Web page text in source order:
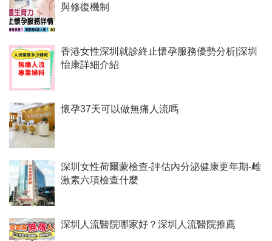
與修復機制
香港女性深圳就診終止懷孕服務優勢分析|深圳
怡康詳細介紹
懷孕37天可以做無痛人流嗎
深圳女性荷爾蒙檢查-評估內分泌健康更年期-雌
激素六項檢查什麼
深圳人流醫院哪家好？深圳人流醫院推薦